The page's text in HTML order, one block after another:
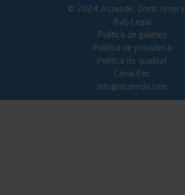
© 2024 Aszende. Drets
Avís Legal
Política de galetes
Política de privadesa
Política de qualitat
Canal Ètic
info@aszende.com